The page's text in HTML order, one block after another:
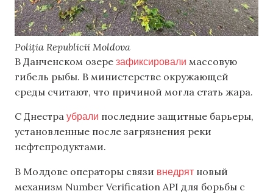
Poliția Republicii Moldova
В Данченском озере зафиксировали массовую
гибель рыбы. В министерстве окружающей
среды считают, что причиной могла стать жара.
С Днестра убрали последние защитные барьеры,
установленные после загрязнения реки
нефтепродуктами.
В Молдове операторы связи внедрят новый
механизм Number Verification API для борьбы с